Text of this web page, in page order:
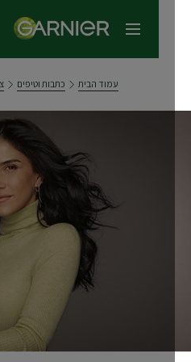
תפריט ראשי
עמוד הבית כתבות וטיפים